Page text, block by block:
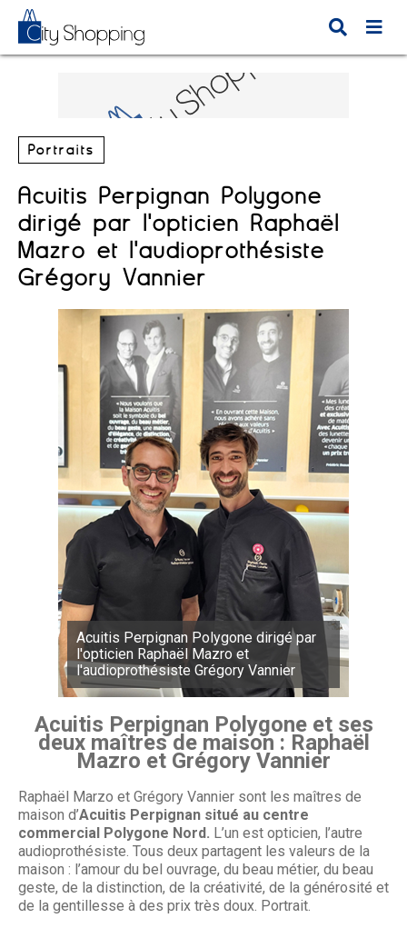
Portraits
Acuitis Perpignan Polygone
dirigé par l'opticien Raphaël
Mazro et l'audioprothésiste
Grégory Vannier
Acuitis Perpignan Polygone dirigé par
l'opticien Raphaël Mazro et
l'audioprothésiste Grégory Vannier
Acuitis Perpignan Polygone et ses
deux maîtres de maison : Raphaël
Mazro et Grégory Vannier
Raphaël Marzo et Grégory Vannier sont les maîtres de
maison d’Acuitis Perpignan situé au centre
commercial Polygone Nord. L’un est opticien, l’autre
audioprothésiste. Tous deux partagent les valeurs de la
maison : l’amour du bel ouvrage, du beau métier, du beau
geste, de la distinction, de la créativité, de la générosité et
de la gentillesse à des prix très doux. Portrait.